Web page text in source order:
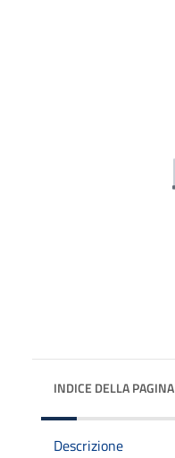
INDICE DELLA PAGINA
Descrizione